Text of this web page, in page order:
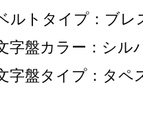
ルトタイプ：ブレ
字盤カラー：シル
字盤タイプ：タペ